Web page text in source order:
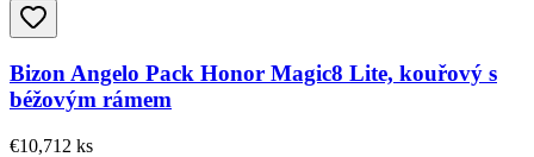
Bizon Angelo Pack Honor Magic8 Lite, kouřový s
béžovým rámem
€10,71 2 ks